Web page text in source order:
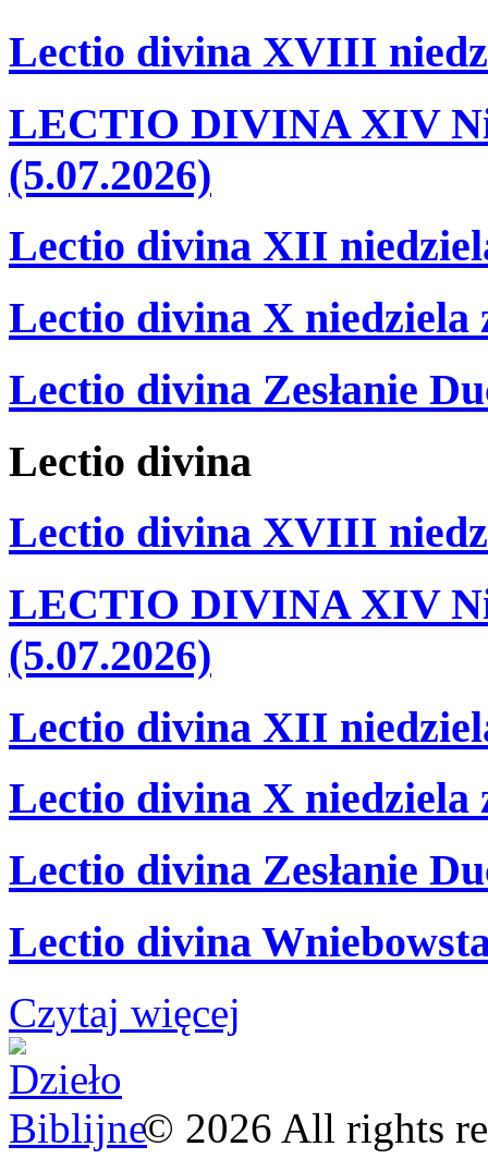
Lectio divina XVIII
LECTIO DIVINA XIV
(5.07.2026)
Lectio divina XII
Lectio divina X niedziela
Lectio divina Zesłanie
Lectio divina
Lectio divina XVIII
LECTIO DIVINA XIV
(5.07.2026)
Lectio divina XII
Lectio divina X niedziela
Lectio divina Zesłanie
Lectio divina
Czytaj więcej
© 2026 All rights